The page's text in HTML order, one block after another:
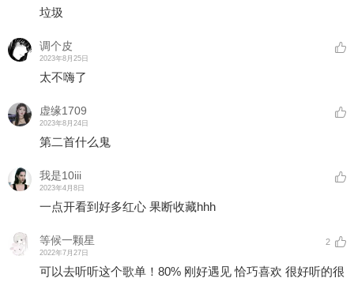
垃圾
调个皮
2023年8月25日
太不嗨了
虚缘1709
2023年8月24日
第二首什么鬼
我是10iii
2023年4月8日
一点开看到好多红心 果断收藏hhh
等候一颗星
2022年7月27日
2
可以去听听这个歌单！80% 刚好遇见 恰巧喜欢 很好听的很